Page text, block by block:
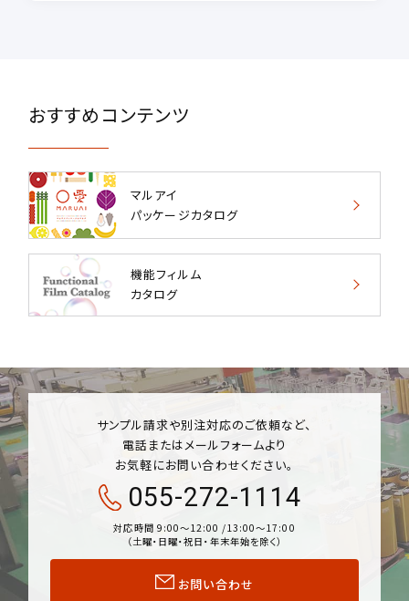
おすすめコンテンツ
マルアイ
パッケージカタログ
機能フィルム
カタログ
サンプル請求や別注対応のご依頼など、
電話またはメールフォームより
お気軽にお問い合わせください。
055-272-1114
対応時間 9:00〜12:00 /13:00〜17:00
（土曜・日曜・祝日・年末年始を除く）
お問い合わせ